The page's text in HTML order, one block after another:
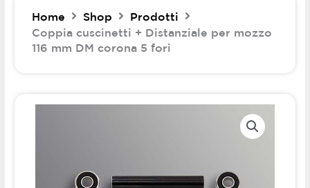
Home Shop
Prodotti
Coppia cuscinetti + Distanziale per mozzo
116 mm DM corona 5 fori